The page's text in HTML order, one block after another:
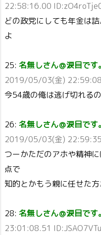
22:58:16.00
どの政党にしても年金は
よ
25: 名無しさん＠涙目で
2019/05/03(金)
今54歳の俺は逃げ切れる
26: 名無しさん＠涙目で
2019/05/03(金)
つーかただのアホや精神
点で
知的とかもう親に任せた
28: 名無しさん＠涙目で
23:01:08.51